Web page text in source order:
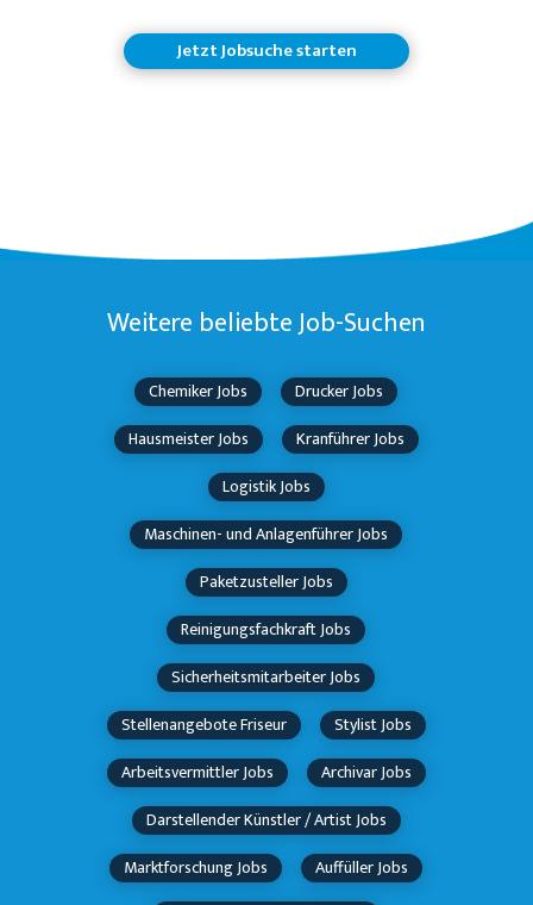
Jetzt Jobsuche starten
Weitere beliebte Job-Suchen
Chemiker Jobs
Drucker Jobs
Hausmeister Jobs
Kranführer Jobs
Logistik Jobs
Maschinen- und Anlagenführer Jobs
Paketzusteller Jobs
Reinigungsfachkraft Jobs
Sicherheitsmitarbeiter Jobs
Stellenangebote Friseur
Stylist Jobs
Arbeitsvermittler Jobs
Archivar Jobs
Darstellender Künstler / Artist Jobs
Marktforschung Jobs
Auffüller Jobs